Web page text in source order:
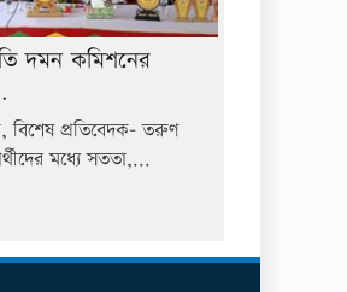
দমন কমিশনের
বিশেষ প্রতিবেদক- তরুণ
মধ্যে সততা,...